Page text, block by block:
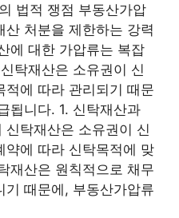
법적 쟁점 부동산가압
처분을 제한하는 강력
에 대한 가압류는 복잡
탁재산은 소유권이 신
적에 따라 관리되기 때문
됩니다. 1. 신탁재산과
탁재산은 소유권이 신
약에 따라 신탁목적에 맞
재산은 원칙적으로 채무
기 때문에, 부동산가압류